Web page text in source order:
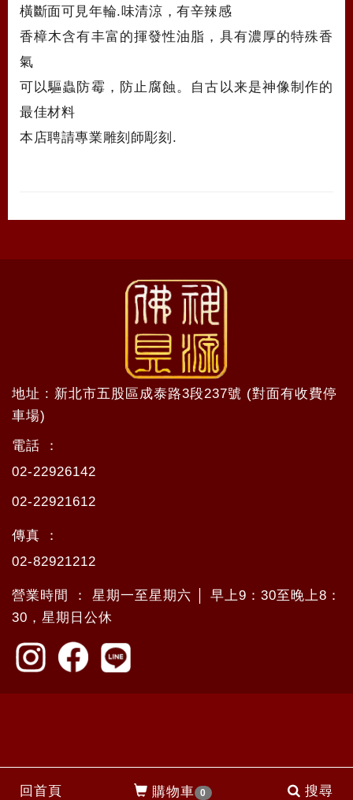
回首頁 購物車 0 搜尋
橫斷面可見年輪.味清涼，有辛辣感
香樟木含有丰富的揮發性油脂，具有濃厚的特殊香
氣
可以驅蟲防霉，防止腐蝕。自古以来是神像制作的
最佳材料
本店聘請專業雕刻師彫刻.
地址 : 新北市五股區成泰路3段237號 (對面有收費停
車場)
電話 ：
02-22926142
02-22921612
傳真 ：
02-82921212
營業時間 ： 星期一至星期六 │ 早上9：30至晚上8：
30，星期日公休